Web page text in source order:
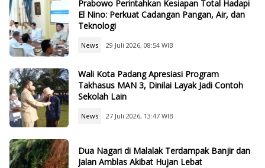
Prabowo Perintahkan Kesiapan Total Hadapi
El Nino: Perkuat Cadangan Pangan, Air, dan
Teknologi
News 29 Juli 2026, 08:54 WIB
Wali Kota Padang Apresiasi Program
Takhasus MAN 3, Dinilai Layak Jadi Contoh
Sekolah Lain
News 27 Juli 2026, 13:47 WIB
Dua Nagari di Malalak Terdampak Banjir dan
Jalan Amblas Akibat Hujan Lebat